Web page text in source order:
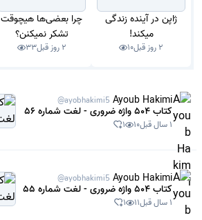
ژاپن در آینده زندگی
میکند!
2 روز قبل 10
چرا بعضی‌ها هیچوقت
تشکر نمیکنن؟
2 روز قبل 33
Ayoub Hakimi
@ayobhakimi5
کتاب 504 واژه ضروری - لغت شماره 56
1 سال قبل 10
1
Ayoub Hakimi
@ayobhakimi5
کتاب 504 واژه ضروری - لغت شماره 55
1 سال قبل 11
1